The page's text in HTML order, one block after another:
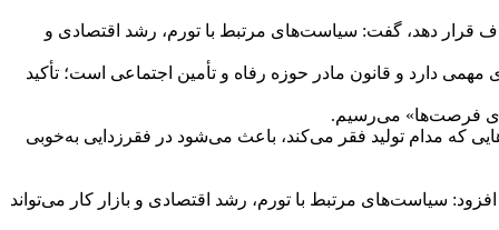
قرار دهد، گفت: سیاست‌های مرتبط با تورم، رشد اقتصادی و
سیاست‌های کلی تأمین اجتماعی در فروردین ۱۴۰۱ ابلاغ شد که کلیدواژه‌های مهمی دارد و قانون مادر حوزه رفاه و تأمین اجتماعی است؛ تأکید
فرصت‌ها» می‌رسیم.
که مدام تولید فقر می‌کند، باعث می‌شود در فقرزدایی به‌خوبی
کرد و افزود: سیاست‌های مرتبط با تورم، رشد اقتصادی و بازار کار می‌تواند